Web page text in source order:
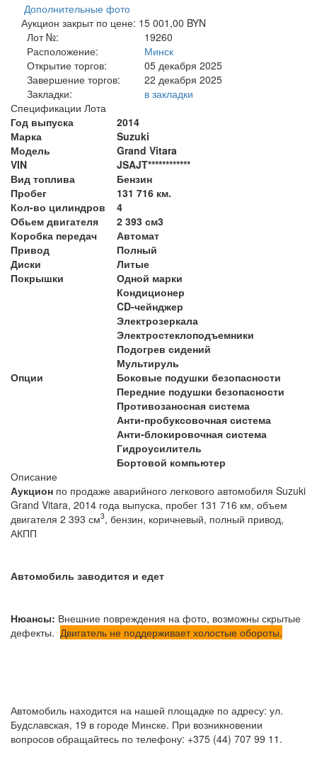
Дополнительные фото
Аукцион закрыт по цене: 15 001,00 BYN
Лот №:
19260
Расположение:
Минск
Открытие торгов:
05 декабря 2025
Завершение торгов:
22 декабря 2025
Закладки:
в закладки
Спецификации Лота
Год выпуска
2014
Марка
Suzuki
Модель
Grand Vitara
VIN
JSAJT************
Вид топлива
Бензин
Пробег
131 716 км.
Кол-во цилиндров
4
Обьем двигателя
2 393 см3
Коробка передач
Автомат
Привод
Полный
Диски
Литые
Покрышки
Одной марки
Опции
Кондиционер
CD-чейнджер
Электрозеркала
Электростеклоподъемники
Подогрев сидений
Мультируль
Боковые подушки безопасности
Передние подушки безопасности
Противозаносная система
Анти-пробуксовочная система
Анти-блокировочная система
Гидроусилитель
Бортовой компьютер
Описание
Аукцион по продаже аварийного легкового автомобиля Suzuki
Grand Vitara, 2014 года выпуска, пробег 131 716 км, объем
двигателя 2 393 см3, бензин, коричневый, полный привод,
АКПП
Автомобиль заводится и едет
Нюансы: Внешние повреждения на фото, возможны скрытые
дефекты. Двигатель не поддерживает холостые обороты.
Автомобиль находится на нашей площадке по адресу: ул.
Будславская, 19 в городе Минске. При возникновении
вопросов обращайтесь по телефону: +375 (44) 707 99 11.